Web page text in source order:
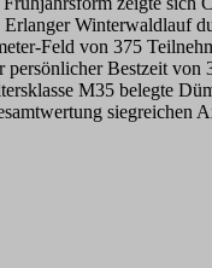
Erlanger Winterwaldlauf
Feld von 375
persönlicher Bestzeit von
M35 belegte
siegreichen